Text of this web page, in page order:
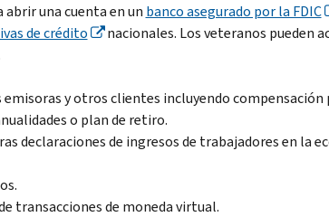
abrir una cuenta en un banco asegurado por la FDIC
de crédito
nacionales. Los veteranos pueden
emisoras y otros clientes incluyendo
o plan de retiro.
declaraciones de ingresos de trabajadores en la
transacciones de moneda virtual.